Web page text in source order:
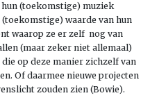
(toekomstige) muziek
waarde van hun
waarop ze er zelf nog van
(maar zeker niet allemaal)
op deze manier zichzelf van
Of daarmee nieuwe projecten
zouden zien (Bowie).